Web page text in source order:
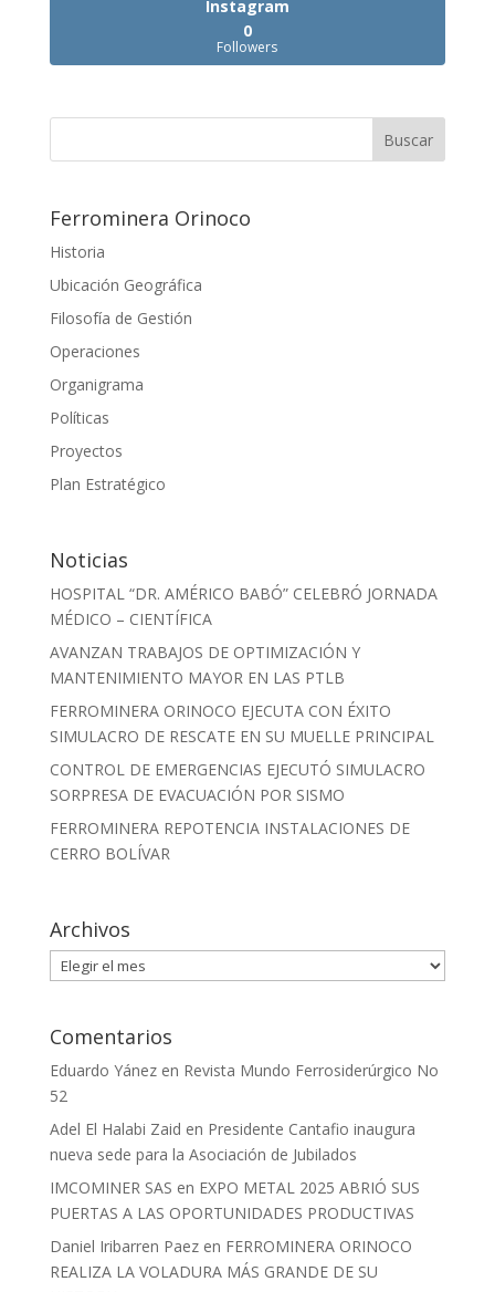
Instagram
0
Followers
Ferrominera Orinoco
Historia
Ubicación Geográfica
Filosofía de Gestión
Operaciones
Organigrama
Políticas
Proyectos
Plan Estratégico
Noticias
HOSPITAL “DR. AMÉRICO BABÓ” CELEBRÓ JORNADA
MÉDICO – CIENTÍFICA
AVANZAN TRABAJOS DE OPTIMIZACIÓN Y
MANTENIMIENTO MAYOR EN LAS PTLB
FERROMINERA ORINOCO EJECUTA CON ÉXITO
SIMULACRO DE RESCATE EN SU MUELLE PRINCIPAL
CONTROL DE EMERGENCIAS EJECUTÓ SIMULACRO
SORPRESA DE EVACUACIÓN POR SISMO
FERROMINERA REPOTENCIA INSTALACIONES DE
CERRO BOLÍVAR
Archivos
Archivos
Comentarios
Eduardo Yánezen Revista Mundo Ferrosiderúrgico No
52
Adel El Halabi Zaid en Presidente Cantafio inaugura
nueva sede para la Asociación de Jubilados
IMCOMINER SAS en EXPO METAL 2025 ABRIÓ SUS
PUERTAS A LAS OPORTUNIDADES PRODUCTIVAS
Daniel Iribarren Paezen FERROMINERA ORINOCO
REALIZA LA VOLADURA MÁS GRANDE DE SU